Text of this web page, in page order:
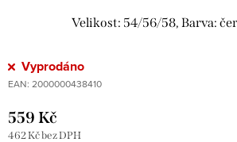
Velikost: 54/56/58, Barva:
Vyprodáno
EAN: 2000000438410
559 Kč
462 Kč bez DPH